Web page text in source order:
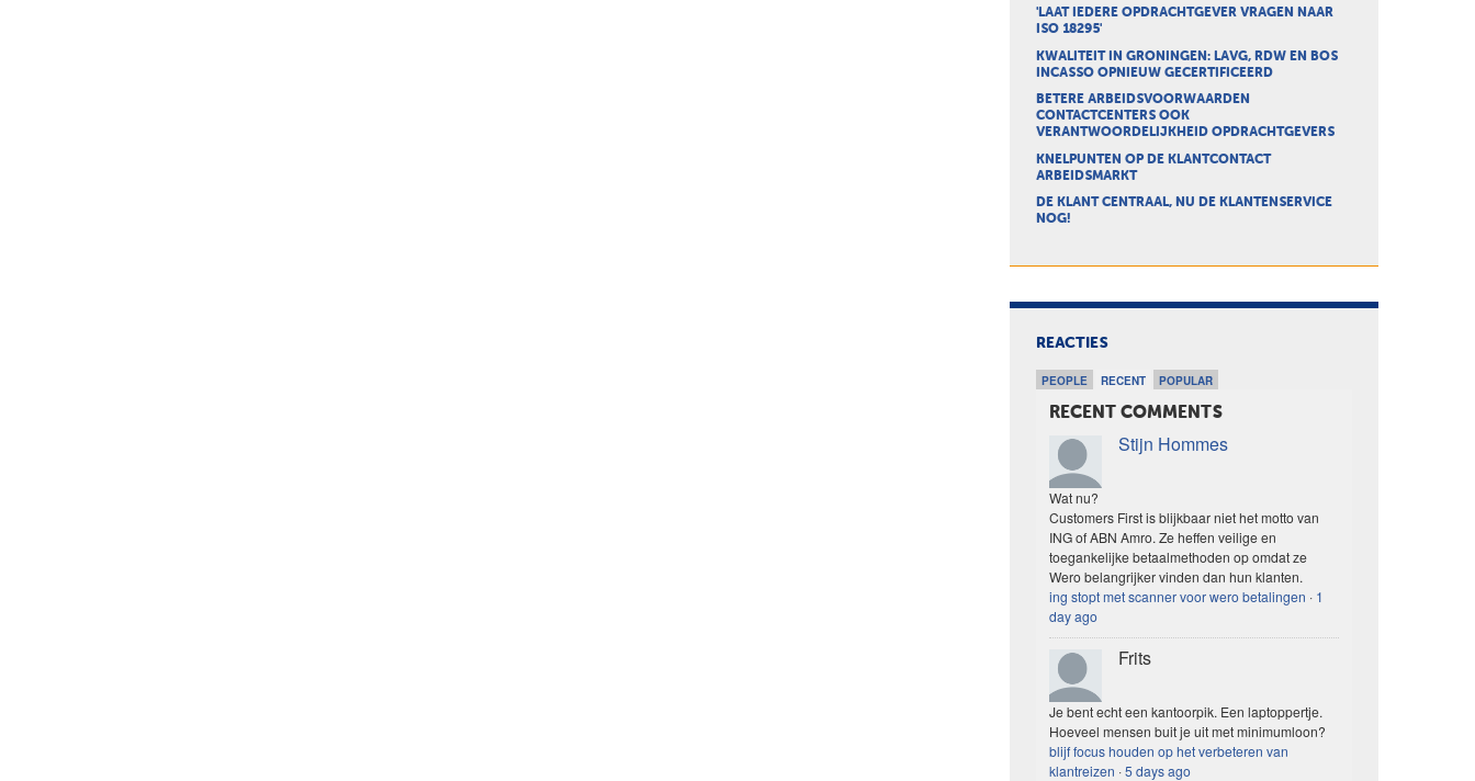
'LAAT IEDERE OPDRACHTGEVER VRAGEN NAAR
ISO 18295'
KWALITEIT IN GRONINGEN: LAVG, RDW EN BOS
INCASSO OPNIEUW GECERTIFICEERD
BETERE ARBEIDSVOORWAARDEN
CONTACTCENTERS OOK
VERANTWOORDELIJKHEID OPDRACHTGEVERS
KNELPUNTEN OP DE KLANTCONTACT
ARBEIDSMARKT
DE KLANT CENTRAAL, NU DE KLANTENSERVICE
NOG!
REACTIES
PEOPLE RECENT POPULAR
RECENT COMMENTS
Stijn Hommes
Wat nu?
Customers First is blijkbaar niet het motto van
ING of ABN Amro. Ze heffen veilige en
toegankelijke betaalmethoden op omdat ze
Wero belangrijker vinden dan hun klanten.
ing stopt met scanner voor wero betalingen · 1
day ago
Frits
Je bent echt een kantoorpik. Een laptoppertje.
Hoeveel mensen buit je uit met minimumloon?
blijf focus houden op het verbeteren van
klantreizen ·5 days ago